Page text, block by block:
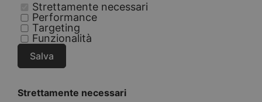
Strettamente necessari
Performance
Targeting
Funzionalità
Salva
Strettamente necessari